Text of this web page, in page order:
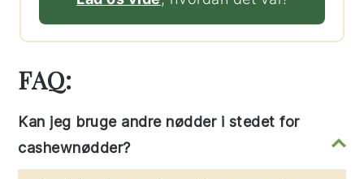
FAQ:
Kan jeg bruge andre nødder i stedet for
cashewnødder?